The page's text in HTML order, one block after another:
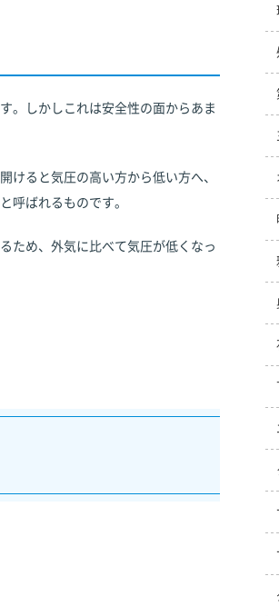
。しかしこれは安全性の面からあま
ると気圧の高い方から低い方へ、
呼ばれるものです。
ため、外気に比べて気圧が低くなっ